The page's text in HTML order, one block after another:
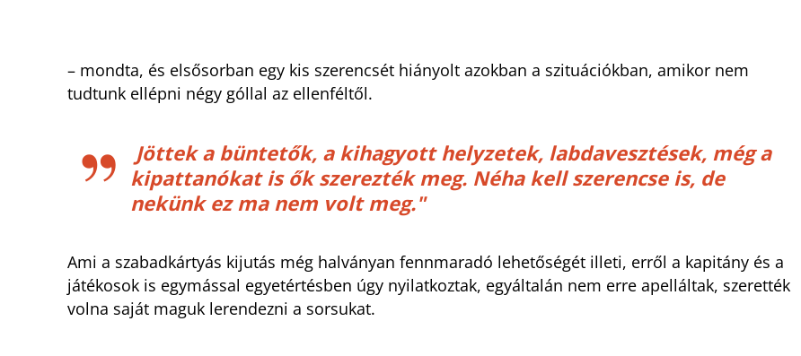
– mondta, és elsősorban egy kis szerencsét hiányolt azokban a szituációkban, amikor nem
tudtunk ellépni négy góllal az ellenféltől.
Jöttek a büntetők, a kihagyott helyzetek, labdavesztések, még a
kipattanókat is ők szerezték meg. Néha kell szerencse is, de
nekünk ez ma nem volt meg."
Ami a szabadkártyás kijutás még halványan fennmaradó lehetőségét illeti, erről a kapitány és a
játékosok is egymással egyetértésben úgy nyilatkoztak, egyáltalán nem erre apelláltak, szerették
volna saját maguk lerendezni a sorsukat.